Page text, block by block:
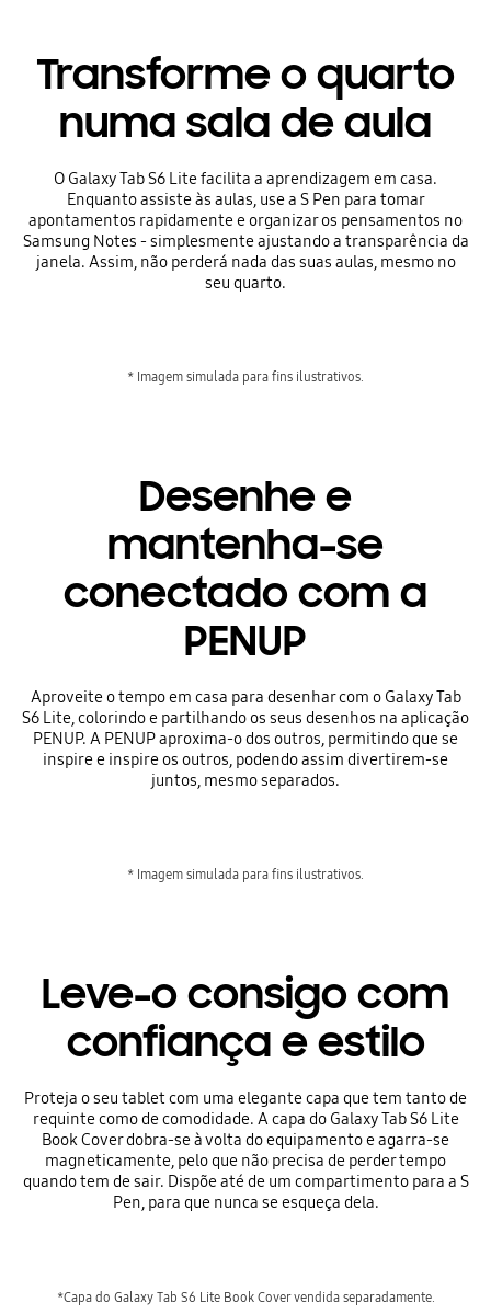
Transforme o quarto
numa sala de aula
O Galaxy Tab S6 Lite facilita a aprendizagem em casa.
Enquanto assiste às aulas, use a S Pen para tomar
apontamentos rapidamente e organizar os pensamentos no
Samsung Notes - simplesmente ajustando a transparência da
janela. Assim, não perderá nada das suas aulas, mesmo no
seu quarto.
* Imagem simulada para fins ilustrativos.
Desenhe e
mantenha-se
conectado com a
PENUP
Aproveite o tempo em casa para desenhar com o Galaxy Tab
S6 Lite, colorindo e partilhando os seus desenhos na aplicação
PENUP. A PENUP aproxima-o dos outros, permitindo que se
inspire e inspire os outros, podendo assim divertirem-se
juntos, mesmo separados.
* Imagem simulada para fins ilustrativos.
Leve-o consigo com
confiança e estilo
Proteja o seu tablet com uma elegante capa que tem tanto de
requinte como de comodidade. A capa do Galaxy Tab S6 Lite
Book Cover dobra-se à volta do equipamento e agarra-se
magneticamente, pelo que não precisa de perder tempo
quando tem de sair. Dispõe até de um compartimento para a S
Pen, para que nunca se esqueça dela.
*Capa do Galaxy Tab S6 Lite Book Cover vendida separadamente.